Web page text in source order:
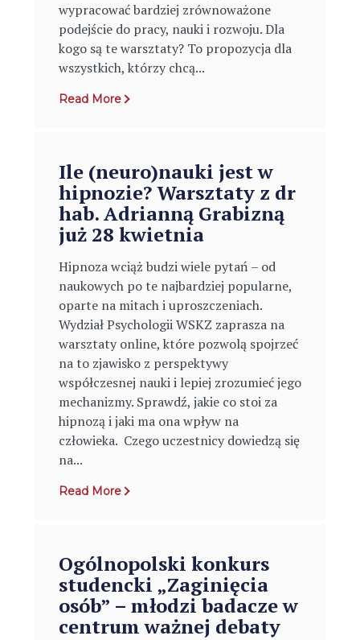
wypracować bardziej zrównoważone
podejście do pracy, nauki i rozwoju. Dla
kogo są te warsztaty? To propozycja dla
wszystkich, którzy chcą...
Read More
Ile (neuro)nauki jest w
hipnozie? Warsztaty z dr
hab. Adrianną Grabizną
już 28 kwietnia
Hipnoza wciąż budzi wiele pytań – od
naukowych po te najbardziej popularne,
oparte na mitach i uproszczeniach.
Wydział Psychologii WSKZ zaprasza na
warsztaty online, które pozwolą spojrzeć
na to zjawisko z perspektywy
współczesnej nauki i lepiej zrozumieć jego
mechanizmy. Sprawdź, jakie co stoi za
hipnozą i jaki ma ona wpływ na
człowieka. Czego uczestnicy dowiedzą się
na...
Read More
Ogólnopolski konkurs
studencki „Zaginięcia
osób” – młodzi badacze w
centrum ważnej debaty